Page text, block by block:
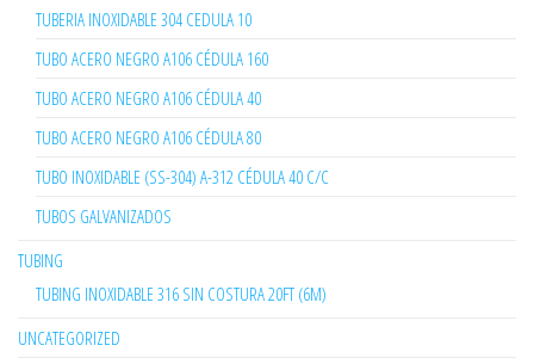
TUBERIA INOXIDABLE 304 CEDULA 10
TUBO ACERO NEGRO A106 CÉDULA 160
TUBO ACERO NEGRO A106 CÉDULA 40
TUBO ACERO NEGRO A106 CÉDULA 80
TUBO INOXIDABLE (SS-304) A-312 CÉDULA 40 C/C
TUBOS GALVANIZADOS
TUBING
TUBING INOXIDABLE 316 SIN COSTURA 20FT (6M)
UNCATEGORIZED